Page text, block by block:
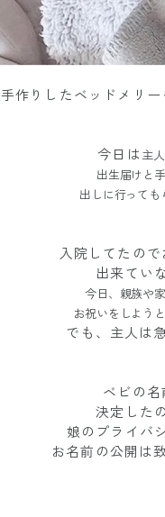
手作りしたベッドメリ
今日は主
出生届けと
出しに行っても
入院してたの
出来てい
今日、親族や
お祝いをしよう
でも、主人は
ベビの名
決定した
娘のプライバ
お名前の公開は